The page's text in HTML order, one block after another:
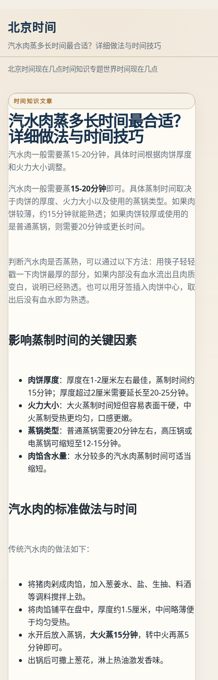
北京时间
汽水肉蒸多长时间最合适？详细做法与时间技巧
北京时间现在几点时间知识专题世界时间现在几点
时间知识文章
汽水肉蒸多长时间最合适？
详细做法与时间技巧
汽水肉一般需要蒸15-20分钟，具体时间根据肉饼厚度
和火力大小调整。
汽水肉一般需要蒸15-20分钟即可。具体蒸制时间取决
于肉饼的厚度、火力大小以及使用的蒸锅类型。如果肉
饼较薄，约15分钟就能熟透；如果肉饼较厚或使用的
是普通蒸锅，则需要20分钟或更长时间。
判断汽水肉是否蒸熟，可以通过以下方法：用筷子轻轻
戳一下肉饼最厚的部分，如果内部没有血水流出且肉质
变白，说明已经熟透。也可以用牙签插入肉饼中心，取
出后没有血水即为熟透。
影响蒸制时间的关键因素
肉饼厚度：厚度在1-2厘米左右最佳，蒸制时间约
15分钟；厚度超过2厘米需要延长至20-25分钟。
火力大小：大火蒸制时间短但容易表面干硬，中
火蒸制受热更均匀，口感更嫩。
蒸锅类型：普通蒸锅需要20分钟左右，高压锅或
电蒸锅可缩短至12-15分钟。
肉馅含水量：水分较多的汽水肉蒸制时间可适当
缩短。
汽水肉的标准做法与时间
传统汽水肉的做法如下：
将猪肉剁成肉馅，加入葱姜水、盐、生抽、料酒
等调料搅拌上劲。
将肉馅铺平在盘中，厚度约1.5厘米，中间略薄便
于均匀受热。
水开后放入蒸锅， 大火蒸15分钟，转中火再蒸5
分钟即可。
出锅后可撒上葱花，淋上热油激发香味。